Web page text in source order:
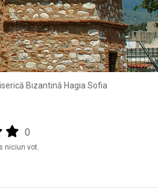
Bizantină Hagia Sofia
(star)
0
niciun vot.